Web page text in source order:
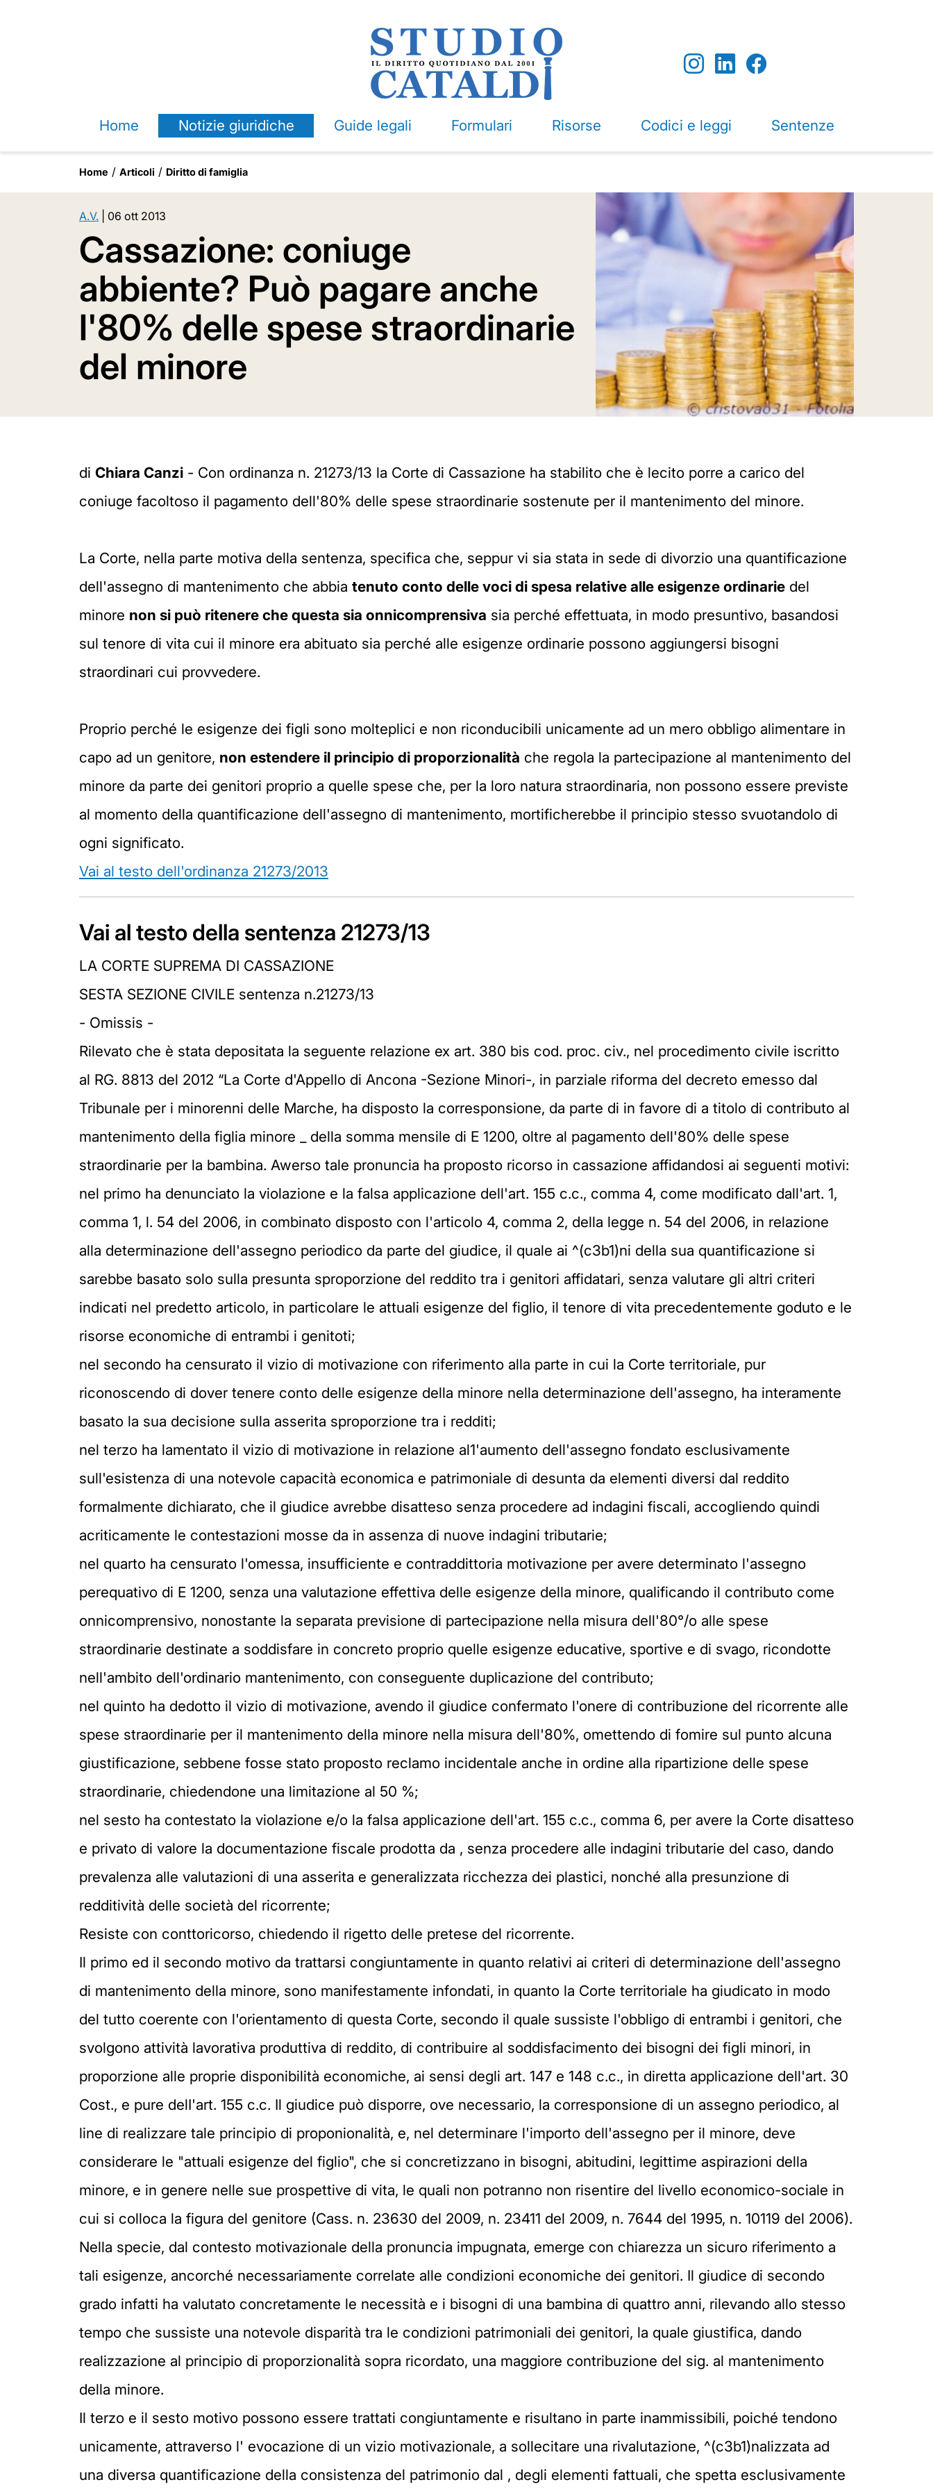
Home Notizie giuridiche Guide legali Formulari Risorse Codici e leggi Sentenze
Home Articoli Diritto di famiglia
A.V. 06 ott 2013
Cassazione: coniuge
abbiente? Può pagare anche
l'80% delle spese straordinarie
del minore
di Chiara Canzi - Con ordinanza n. 21273/13 la Corte di Cassazione ha stabilito che è lecito porre a carico del
coniuge facoltoso il pagamento dell'80% delle spese straordinarie sostenute per il mantenimento del minore.
La Corte, nella parte motiva della sentenza, specifica che, seppur vi sia stata in sede di divorzio una quantificazione
dell'assegno di mantenimento che abbia tenuto conto delle voci di spesa relative alle esigenze ordinarie del
minore non si può ritenere che questa sia onnicomprensiva sia perché effettuata, in modo presuntivo, basandosi
sul tenore di vita cui il minore era abituato sia perché alle esigenze ordinarie possono aggiungersi bisogni
straordinari cui provvedere.
Proprio perché le esigenze dei figli sono molteplici e non riconducibili unicamente ad un mero obbligo alimentare in
capo ad un genitore, non estendere il principio di proporzionalità che regola la partecipazione al mantenimento del
minore da parte dei genitori proprio a quelle spese che, per la loro natura straordinaria, non possono essere previste
al momento della quantificazione dell'assegno di mantenimento, mortificherebbe il principio stesso svuotandolo di
ogni significato.
Vai al testo dell'ordinanza 21273/2013
Vai al testo della sentenza 21273/13
LA CORTE SUPREMA DI CASSAZIONE
SESTA SEZIONE CIVILE sentenza n.21273/13
- Omissis -
Rilevato che è stata depositata la seguente relazione ex art. 380 bis cod. proc. civ., nel procedimento civile iscritto
al RG. 8813 del 2012 “La Corte d'Appello di Ancona -Sezione Minori-, in parziale riforma del decreto emesso dal
Tribunale per i minorenni delle Marche, ha disposto la corresponsione, da parte di in favore di a titolo di contributo al
mantenimento della figlia minore _ della somma mensile di E 1200, oltre al pagamento dell'80% delle spese
straordinarie per la bambina. Awerso tale pronuncia ha proposto ricorso in cassazione affidandosi ai seguenti motivi:
nel primo ha denunciato la violazione e la falsa applicazione dell'art. 155 c.c., comma 4, come modificato dall'art. 1,
comma 1, l. 54 del 2006, in combinato disposto con l'articolo 4, comma 2, della legge n. 54 del 2006, in relazione
alla determinazione dell'assegno periodico da parte del giudice, il quale ai ^(c3b1)ni della sua quantificazione si
sarebbe basato solo sulla presunta sproporzione del reddito tra i genitori affidatari, senza valutare gli altri criteri
indicati nel predetto articolo, in particolare le attuali esigenze del figlio, il tenore di vita precedentemente goduto e le
risorse economiche di entrambi i genitoti;
nel secondo ha censurato il vizio di motivazione con riferimento alla parte in cui la Corte territoriale, pur
riconoscendo di dover tenere conto delle esigenze della minore nella determinazione dell'assegno, ha interamente
basato la sua decisione sulla asserita sproporzione tra i redditi;
nel terzo ha lamentato il vizio di motivazione in relazione al1'aumento dell'assegno fondato esclusivamente
sull'esistenza di una notevole capacità economica e patrimoniale di desunta da elementi diversi dal reddito
formalmente dichiarato, che il giudice avrebbe disatteso senza procedere ad indagini fiscali, accogliendo quindi
acriticamente le contestazioni mosse da in assenza di nuove indagini tributarie;
nel quarto ha censurato l'omessa, insufficiente e contraddittoria motivazione per avere determinato l'assegno
perequativo di E 1200, senza una valutazione effettiva delle esigenze della minore, qualificando il contributo come
onnicomprensivo, nonostante la separata previsione di partecipazione nella misura dell'80°/o alle spese
straordinarie destinate a soddisfare in concreto proprio quelle esigenze educative, sportive e di svago, ricondotte
nell'ambito dell'ordinario mantenimento, con conseguente duplicazione del contributo;
nel quinto ha dedotto il vizio di motivazione, avendo il giudice confermato l'onere di contribuzione del ricorrente alle
spese straordinarie per il mantenimento della minore nella misura dell'80%, omettendo di fomire sul punto alcuna
giustificazione, sebbene fosse stato proposto reclamo incidentale anche in ordine alla ripartizione delle spese
straordinarie, chiedendone una limitazione al 50 %;
nel sesto ha contestato la violazione e/o la falsa applicazione dell'art. 155 c.c., comma 6, per avere la Corte disatteso
e privato di valore la documentazione fiscale prodotta da , senza procedere alle indagini tributarie del caso, dando
prevalenza alle valutazioni di una asserita e generalizzata ricchezza dei plastici, nonché alla presunzione di
redditività delle società del ricorrente;
Resiste con conttoricorso, chiedendo il rigetto delle pretese del ricorrente.
Il primo ed il secondo motivo da trattarsi congiuntamente in quanto relativi ai criteri di determinazione dell'assegno
di mantenimento della minore, sono manifestamente infondati, in quanto la Corte territoriale ha giudicato in modo
del tutto coerente con l'orientamento di questa Corte, secondo il quale sussiste l'obbligo di entrambi i genitori, che
svolgono attività lavorativa produttiva di reddito, di contribuire al soddisfacimento dei bisogni dei figli minori, in
proporzione alle proprie disponibilità economiche, ai sensi degli art. 147 e 148 c.c., in diretta applicazione dell'art. 30
Cost., e pure delI'art. 155 c.c. Il giudice può disporre, ove necessario, la corresponsione di un assegno periodico, al
line di realizzare tale principio di proponionalità, e, nel determinare l'importo dell'assegno per il minore, deve
considerare le "attuali esigenze del figlio", che si concretizzano in bisogni, abitudini, legittime aspirazioni della
minore, e in genere nelle sue prospettive di vita, le quali non potranno non risentire del livello economico-sociale in
cui si colloca la figura del genitore (Cass. n. 23630 del 2009, n. 23411 del 2009, n. 7644 del 1995, n. 10119 del 2006).
Nella specie, dal contesto motivazionale della pronuncia impugnata, emerge con chiarezza un sicuro riferimento a
tali esigenze, ancorché necessariamente correlate alle condizioni economiche dei genitori. Il giudice di secondo
grado infatti ha valutato concretamente le necessità e i bisogni di una bambina di quattro anni, rilevando allo stesso
tempo che sussiste una notevole disparità tra le condizioni patrimoniali dei genitori, la quale giustifica, dando
realizzazione al principio di proporzionalità sopra ricordato, una maggiore contribuzione del sig. al mantenimento
della minore.
Il terzo e il sesto motivo possono essere trattati congiuntamente e risultano in parte inammissibili, poiché tendono
unicamente, attraverso l' evocazione di un vizio motivazionale, a sollecitare una rivalutazione, ^(c3b1)nalizzata ad
una diversa quantificazione della consistenza del patrimonio dal , degli elementi fattuali, che spetta esclusivamente